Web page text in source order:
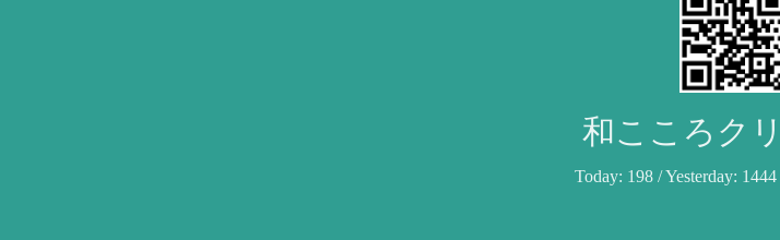
和こころク
Today: 198/ Yesterday: 1444